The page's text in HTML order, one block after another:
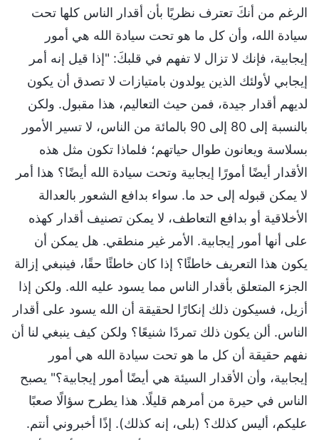
الرغم من أنكَ تعترف نظريًا بأن أقدار الناس كلها تحت
سيادة الله، وأن كل ما هو تحت سيادة الله هي أمور
إيجابية، فإنك لا تزال لا تفهم في قلبكَ: "إذا قيل إنه أمر
إيجابي لأولئك الذين يولدون بامتيازات لا تصدق أن يكون
لديهم أقدار جيدة، فمن حيث التعاليم، هذا مقبول. ولكن
بالنسبة إلى 80 إلى 90 بالمائة من الناس، لا تسير الأمور
بسلاسة ويعانون طوال حياتهم؛ فلماذا تكون مثل هذه
الأقدار أيضًا أمورًا إيجابية وتحت سيادة الله أيضًا؟ هذا أمر
لا يمكن قبوله إلى حد ما. سواء بدافع الشعور بالعدالة
الأخلاقية أو بدافع التعاطف، لا يمكن تصنيف أقدار كهذه
على أنها أمور إيجابية. الأمر غير منطقي. هل يمكن أن
يكون هذا التعريف خاطئًا؟ إذا كان خاطئًا حقًا، فينبغي إزالة
الجزء المتعلق بأقدار الناس مما يسود عليه الله. ولكن إذا
أزيل، فسيكون ذلك إنكارًا لحقيقة أن الله يسود على أقدار
الناس. ألن يكون ذلك تمردًا شنيعًا؟ ولكن كيف ينبغي لنا أن
نفهم حقيقة أن كل ما هو تحت سيادة الله هي أمور
إيجابية، وأن الأقدار السيئة هي أيضًا أمور إيجابية؟" يصبح
الناس في حيرة من أمرهم قليلًا. هذا يطرح سؤالًا صعبًا
عليكم، أليس كذلك؟ (بلى، إنه كذلك). إذًا أخبروني أنتم.